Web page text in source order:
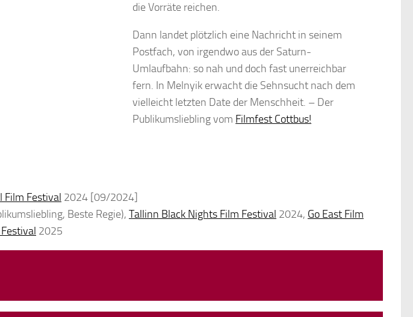
die Vorräte reichen.
Dann landet plötzlich eine Nachricht in seinem
Postfach, von irgendwo aus der Saturn-
Umlaufbahn: so nah und doch fast unerreichbar
fern. In Melnyik erwacht die Sehnsucht nach dem
vielleicht letzten Date der Menschheit. – Der
Publikumsliebling vom Filmfest Cottbus!
Film Festival 2024 [09/2024]
Beste Regie), Tallinn Black Nights Film Festival 2024, Go East Film
2025